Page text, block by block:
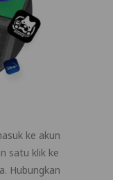
ke akun
satu klik ke
Hubungkan